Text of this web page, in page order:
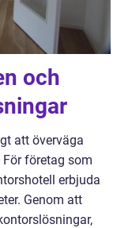
och
att överväga
företag som
erbjuda
Genom att